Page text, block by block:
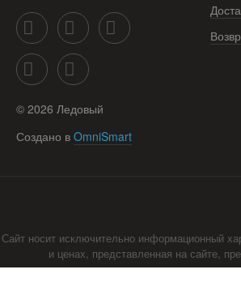
© 2026 Ледовый
Создано в OmniSmart
Сайт носит исключительно информационный
и ценах, представленная на сайте,